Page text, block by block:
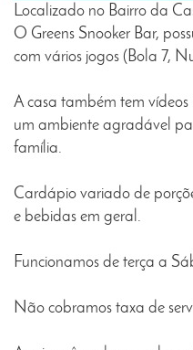
Localizado no Bairro da
O Greens Snooker Bar,
com vários jogos (Bola 7,
A casa também tem vídeos
um ambiente agradável
família.
Cardápio variado de
e bebidas em geral.
Funcionamos de terça a
Não cobramos taxa de